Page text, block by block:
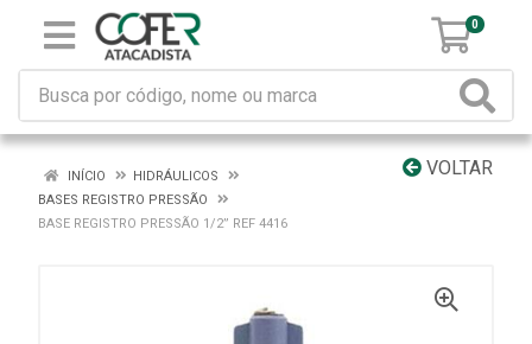
0
VOLTAR
INÍCIO
HIDRÁULICOS
BASES REGISTRO PRESSÃO
BASE REGISTRO PRESSÃO 1/2” REF 4416